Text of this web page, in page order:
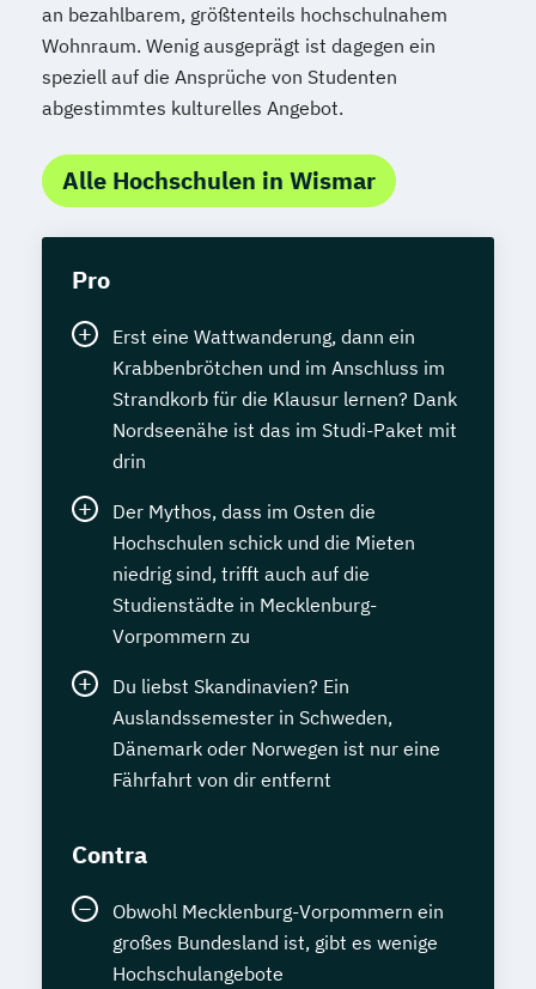
an bezahlbarem, größtenteils hochschulnahem
Wohnraum. Wenig ausgeprägt ist dagegen ein
speziell auf die Ansprüche von Studenten
abgestimmtes kulturelles Angebot.
Alle Hochschulen in Wismar
Pro
Erst eine Wattwanderung, dann ein
Krabbenbrötchen und im Anschluss im
Strandkorb für die Klausur lernen? Dank
Nordseenähe ist das im Studi-Paket mit
drin
Der Mythos, dass im Osten die
Hochschulen schick und die Mieten
niedrig sind, trifft auch auf die
Studienstädte in Mecklenburg-
Vorpommern zu
Du liebst Skandinavien? Ein
Auslandssemester in Schweden,
Dänemark oder Norwegen ist nur eine
Fährfahrt von dir entfernt
Contra
Obwohl Mecklenburg-Vorpommern ein
großes Bundesland ist, gibt es wenige
Hochschulangebote